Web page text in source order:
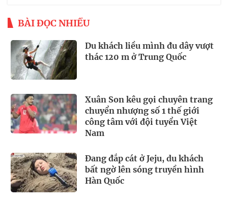
BÀI ĐỌC NHIỀU
Du khách liều mình đu dây vượt
thác 120 m ở Trung Quốc
Xuân Son kêu gọi chuyên trang
chuyển nhượng số 1 thế giới
công tâm với đội tuyển Việt
Nam
Đang đắp cát ở Jeju, du khách
bất ngờ lên sóng truyền hình
Hàn Quốc